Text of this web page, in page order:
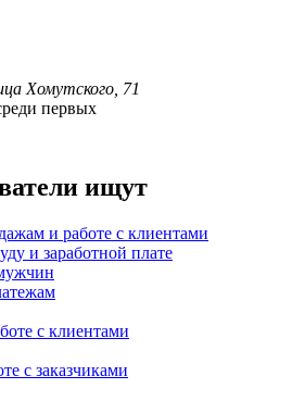
Хомутского, 71
первых
ищут
и работе с клиентами
и заработной плате
с клиентами
с заказчиками